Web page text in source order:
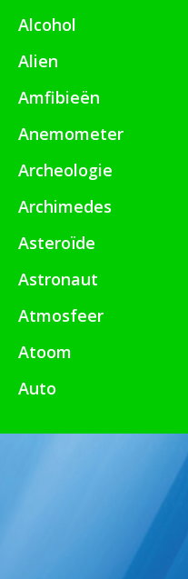
Alcohol
Alien
Amfibieën
Anemometer
Archeologie
Archimedes
Asteroïde
Astronaut
Atmosfeer
Atoom
Auto